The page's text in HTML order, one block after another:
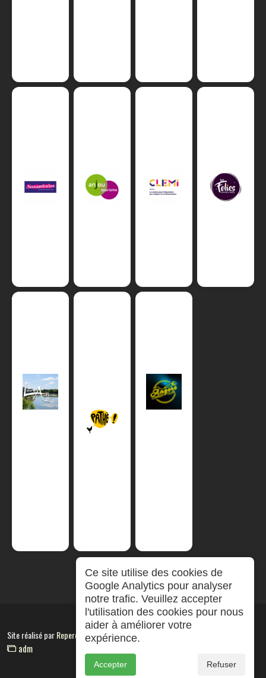
Site réalisé parRepereCom
adm
Ce site utilise des cookies de
Google Analytics pour analyser
notre trafic. Veuillez accepter
l'utilisation des cookies pour nous
aider à améliorer votre
expérience.
Accepter Refuser